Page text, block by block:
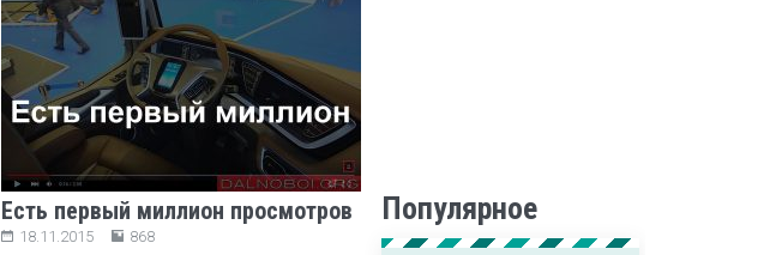
Есть первый миллион просмотров
18.11.2015 868
Популярное